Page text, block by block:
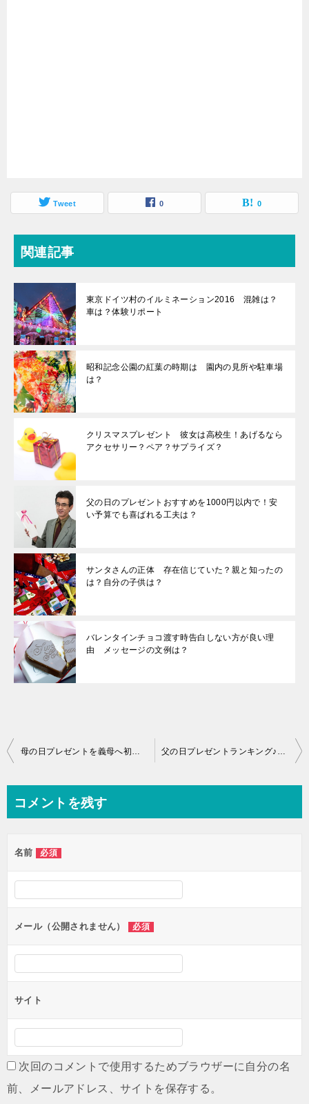
Tweet 0 0
関連記事
東京ドイツ村のイルミネーション2016 混雑は？
車は？体験リポート
昭和記念公園の紅葉の時期は 園内の見所や駐車場
は？
クリスマスプレゼント 彼女は高校生！あげるなら
アクセサリー？ペア？サプライズ？
父の日のプレゼントおすすめを1000円以内で！安
い予算でも喜ばれる工夫は？
サンタさんの正体 存在信じていた？親と知ったの
は？自分の子供は？
バレンタインチョコ渡す時告白しない方が良い理
由 メッセージの文例は？
投
ビ
ー
シ
ョ
ン
母の日プレゼントを義母へ初めての時は？ランキングは？送り主は？ 父の日プレゼントランキング♪定番ものからおすすめまで提案します！
コメントを残す
名前 必須
メール（公開されません） 必須
サイト
次回のコメントで使用するためブラウザーに自分の名
前、メールアドレス、サイトを保存する。